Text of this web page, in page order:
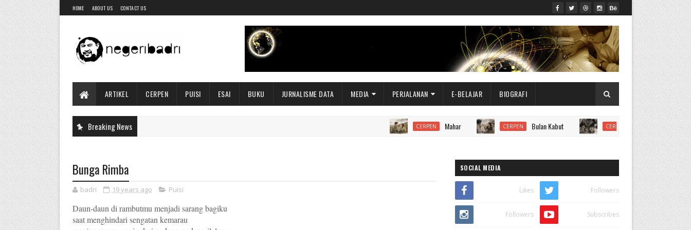
HOME ABOUT US CONTACT US
ARTIKEL CERPEN PUISI ESAI BUKU JURNALISME DATA MEDIA PERJALANAN E-BELAJAR BIOGRAFI
Breaking News CERPEN Mahar CERPEN Bulan Kabut CERPEN Badai Jelita
Bunga Rimba
badri 19 years ago Puisi
Daun-daun di rambutmu menjadi sarang bagiku
saat menghindari sengatan kemarau
SOCIAL MEDIA
Likes Followers
Followers Subscribes